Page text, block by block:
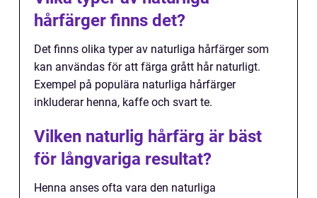
hårfärger finns det?
Det finns olika typer av naturliga hårfärger som
kan användas för att färga grått hår naturligt.
Exempel på populära naturliga hårfärger
inkluderar henna, kaffe och svart te.
Vilken naturlig hårfärg är bäst
för långvariga resultat?
Henna anses ofta vara den naturliga